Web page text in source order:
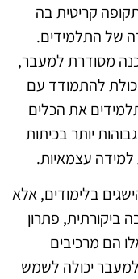
קריטית בה
של התלמידים.
מסודרת למעבר,
להתמודד עם
את הכלים
יותר בכיתות
למידה עצמאיות.
בלימודים, אלא
ביקורתית, פתרון
הם מרכיבים
למעבר יכולה לשמש